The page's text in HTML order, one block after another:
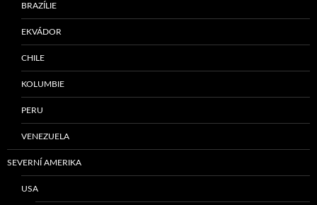
BRAZÍLIE
EKVÁDOR
CHILE
KOLUMBIE
PERU
VENEZUELA
SEVERNÍ AMERIKA
USA